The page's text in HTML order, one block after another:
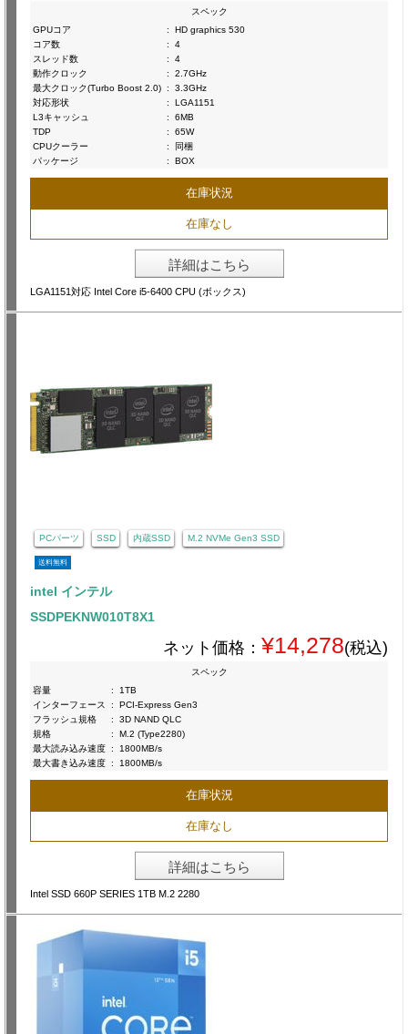
スペック
GPUコア
:
HD graphics 530
コア数
:
4
スレッド数
:
4
動作クロック
:
2.7GHz
最大クロック(Turbo Boost 2.0) :
3.3GHz
対応形状
:
LGA1151
L3キャッシュ
:
6MB
TDP
:
65W
CPUクーラー
:
同梱
パッケージ
: BOX
在庫状況
在庫なし
詳細はこちら
LGA1151対応 Intel Core i5-6400 CPU (ボックス)
PCパーツ SSD 内蔵SSD M.2 NVMe Gen3 SSD
送料無料
intel インテル
SSDPEKNW010T8X1
ネット価格： ¥14,278(税込)
スペック
容量
:
1TB
インターフェース
:
PCI-Express Gen3
フラッシュ規格
:
3D NAND QLC
規格
:
M.2 (Type2280)
最大読み込み速度 :
1800MB/s
最大書き込み速度 : 1800MB/s
在庫状況
在庫なし
詳細はこちら
Intel SSD 660P SERIES 1TB M.2 2280